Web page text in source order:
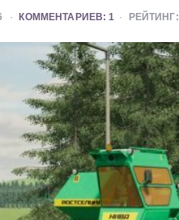
КОММЕНТАРИЕВ: 1 РЕЙТИНГ: